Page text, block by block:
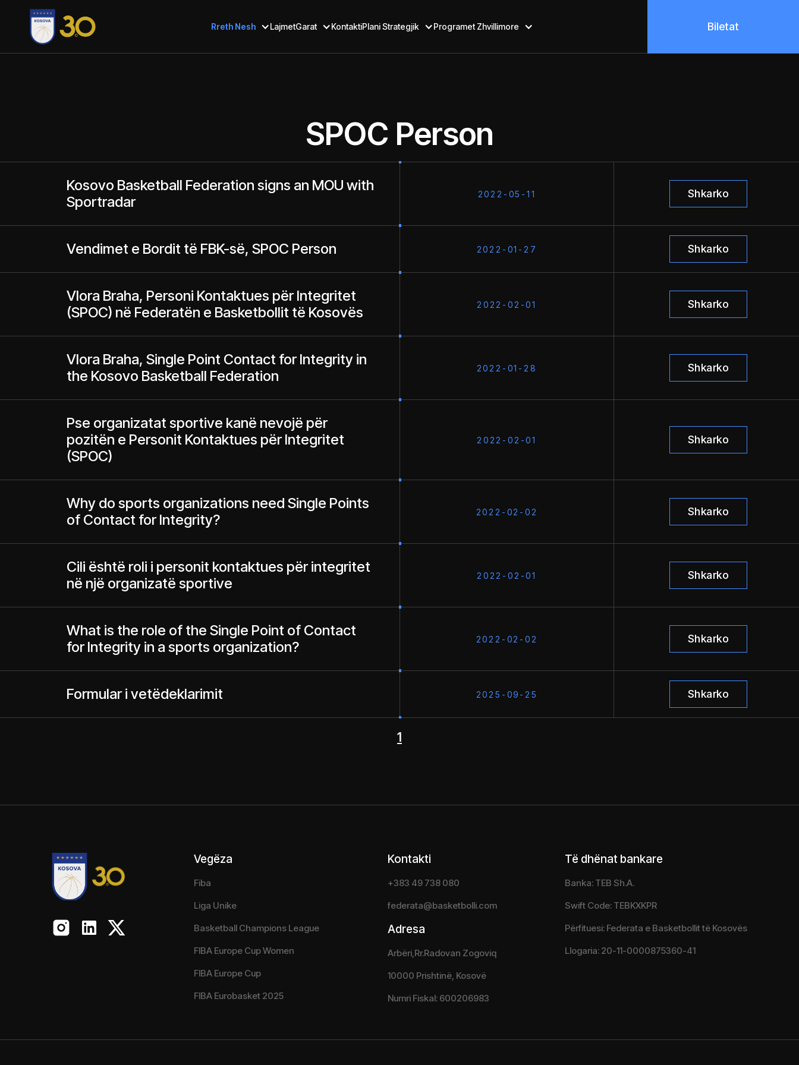
Rreth Nesh LajmetGarat KontaktiPlani Strategjik Programet Zhvillimore Biletat
SPOC Person
Kosovo Basketball Federation signs an MOU with
Sportradar
2022-05-11 Shkarko
Vendimet e Bordit të FBK-së, SPOC Person 2022-01-27 Shkarko
Vlora Braha, Personi Kontaktues për Integritet
(SPOC) në Federatën e Basketbollit të Kosovës
2022-02-01 Shkarko
Vlora Braha, Single Point Contact for Integrity in
the Kosovo Basketball Federation
2022-01-28 Shkarko
Pse organizatat sportive kanë nevojë për
pozitën e Personit Kontaktues për Integritet
(SPOC)
2022-02-01 Shkarko
Why do sports organizations need Single Points
of Contact for Integrity?
2022-02-02 Shkarko
Cili është roli i personit kontaktues për integritet
në një organizatë sportive
2022-02-01 Shkarko
What is the role of the Single Point of Contact
for Integrity in a sports organization?
2022-02-02 Shkarko
Formular i vetëdeklarimit 2025-09-25 Shkarko
1
Vegëza
Fiba
Liga Unike
Basketball Champions League
FIBA Europe Cup Women
FIBA Europe Cup
FIBA Eurobasket 2025
Kontakti
+383 49 738 080
federata@basketbolli.com
Adresa
Arbëri,Rr.Radovan Zogoviq
10000 Prishtinë, Kosovë
Numri Fiskal: 600206983
Të dhënat bankare
Banka: TEB Sh.A.
Swift Code: TEBKXKPR
Përfituesi: Federata e Basketbollit të Kosovës
Llogaria: 20-11-0000875360-41